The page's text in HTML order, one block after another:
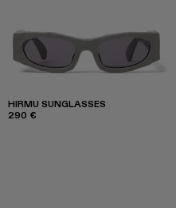
HIRMU SUNGLASSES
290 €